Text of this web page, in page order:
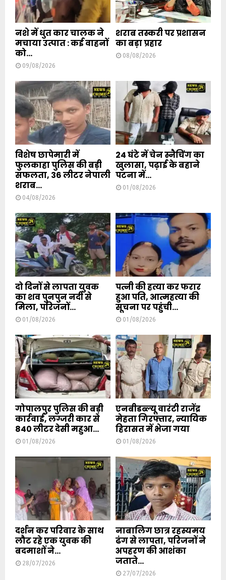
नशे में धुत कार चालक ने
मचाया उत्पात : कई वाहनों
को...
09/08/2026
शराब तस्करी पर प्रशासन
का बड़ा प्रहार
08/08/2026
विशेष छापेमारी में
फुलकाहा पुलिस की बड़ी
सफलता, 36 लीटर नेपाली
शराब...
04/08/2026
24 घंटे में चेन स्नैचिंग का
खुलासा, पढ़ाई के बहाने
पटना में...
01/08/2026
दो दिनों से लापता युवक
का शव पुनपुन नदी से
मिला, परिजनों...
01/08/2026
पत्नी की हत्या कर फरार
हुआ पति, आत्महत्या की
सूचना पर पहुंची...
01/08/2026
गोपालपुर पुलिस की बड़ी
कार्रवाई, लग्जरी कार से
840 लीटर देसी महुआ...
01/08/2026
एनबीडब्ल्यू वारंटी राजेंद्र
मेहता गिरफ्तार, न्यायिक
हिरासत में भेजा गया
01/08/2026
दर्शन कर परिवार के साथ
लौट रहे एक युवक की
बदमाशों ने...
28/07/2026
नाबालिग छात्र रहस्यमय
ढंग से लापता, परिजनों ने
अपहरण की आशंका
जताते...
27/07/2026